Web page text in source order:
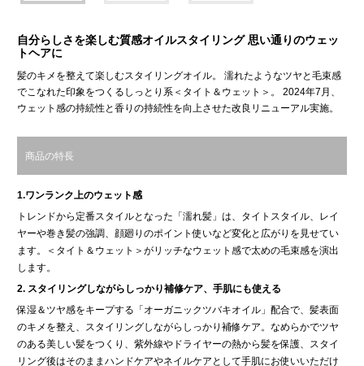
自分らしさを楽しむ質感オイルスタイリング 思い通りのウェッ
トヘアに
髪のキメを整えて楽しむスタイリングオイル。 濡れたようなツヤと毛束感
でこなれた印象をつくるしっとり系＜タイト＆ウェット＞。 2024年7月、
ウェット感の持続性と香りの持続性を向上させた改良リニューアル実施。
商品の特長
1.ワンランク上のウェット感
トレンドから定番スタイルとなった「濡れ髪」は、タイトスタイル、レイ
ヤーや巻き髪の強調、顔廻りのポイント使いなど変化と広がりを見せてい
ます。＜タイト＆ウェット＞がリッチなウェット感で太めの毛束感を演出
します。
2. スタイリングしながらしっかり補修ケア、手肌にも使える
保湿＆ツヤ感をキープする「オーガニックツバキオイル」配合で、髪表面
のキメを整え、スタイリングしながらしっかり補修ケア。なめらかでツヤ
のある美しい髪をつくり、紫外線やドライヤーの熱から髪を保護、スタイ
リング後はそのままハンドケアやネイルケアとして手肌にお使いいただけ